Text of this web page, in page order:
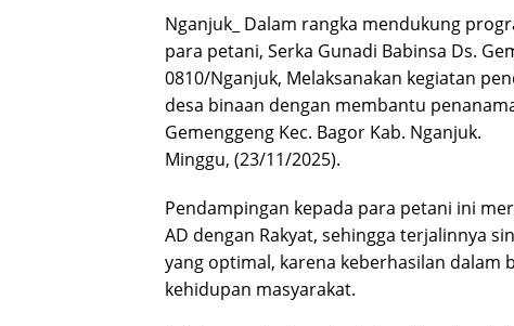
Nganjuk_ Dalam rangka mendukung
para petani, Serka Gunadi Babinsa Ds.
0810/Nganjuk, Melaksanakan kegiatan
desa binaan dengan membantu
Gemenggeng Kec. Bagor Kab. Nganjuk.
Minggu, (23/11/2025).
Pendampingan kepada para petani ini
AD dengan Rakyat, sehingga terjalinnya
yang optimal, karena keberhasilan
kehidupan masyarakat.